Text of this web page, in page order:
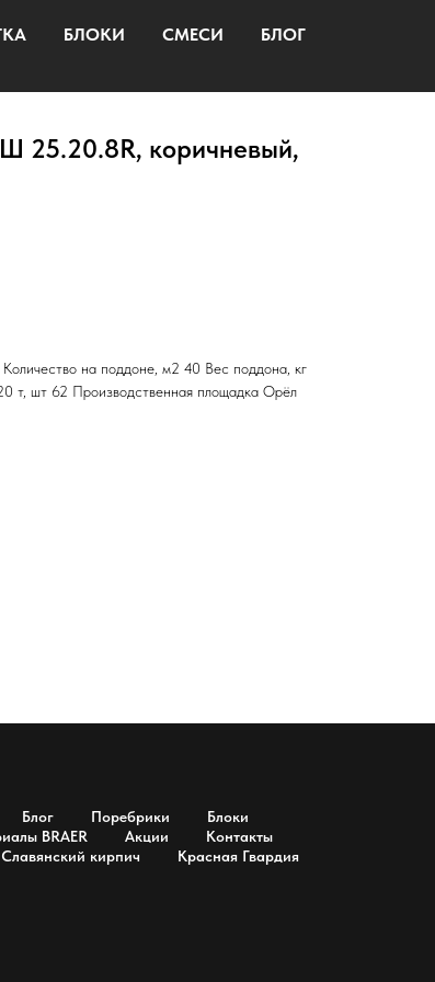
БЛОКИ СМЕСИ
БЛОГ
25.20.8R, коричневый,
на поддоне, м2 40 Вес поддона, кг
т, шт 62 Производственная площадка Орёл
Блог Поребрики
Блоки
BRAER Акции
Контакты
Славянский кирпич
Красная Гвардия